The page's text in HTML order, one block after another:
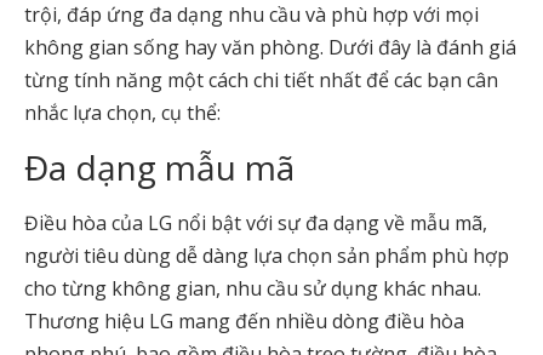
trội, đáp ứng đa dạng nhu cầu và phù hợp với mọi
không gian sống hay văn phòng. Dưới đây là đánh giá
từng tính năng một cách chi tiết nhất để các bạn cân
nhắc lựa chọn, cụ thể:
Đa dạng mẫu mã
Điều hòa của LG nổi bật với sự đa dạng về mẫu mã,
người tiêu dùng dễ dàng lựa chọn sản phẩm phù hợp
cho từng không gian, nhu cầu sử dụng khác nhau.
Thương hiệu LG mang đến nhiều dòng điều hòa